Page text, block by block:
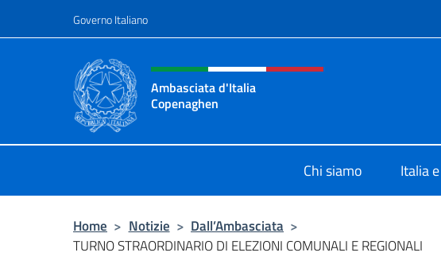
Governo Italiano
Intestazione sito, social e menù
Ambasciata d'Italia
Copenaghen
Chi siamo Italia
Home > Notizie > Dall’Ambasciata >
TURNO STRAORDINARIO DI ELEZIONI COMUNALI E REGIONALI